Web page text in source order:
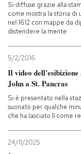
Si diffuse grazie alla
come mostra la storia di
nel 1612 con mappe da
distendere la mente
5/2/2016
Il video
John a St. Pancras
Si è presentato nella
suonato per qualche
che ha lasciato lì come
24/11/2025